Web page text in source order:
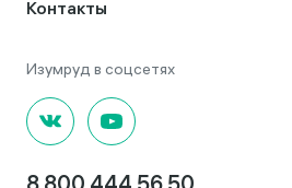
Контакты